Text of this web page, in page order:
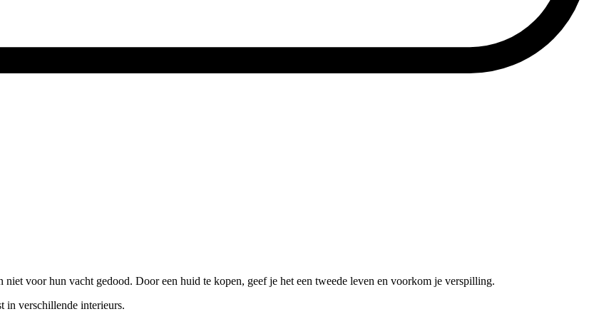
voor hun vacht gedood. Door een huid te kopen, geef je het een tweede leven en voorkom je verspilling.
in verschillende interieurs.